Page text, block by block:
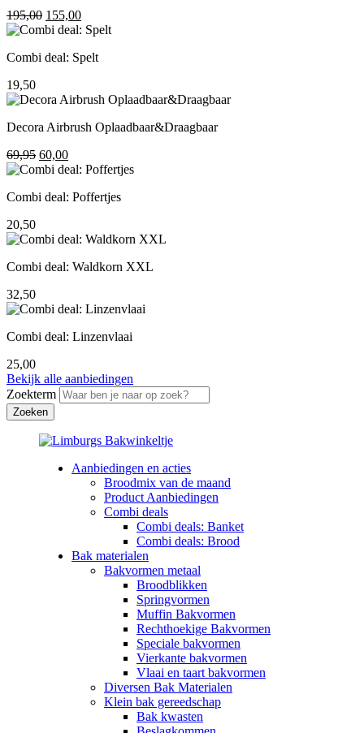
195,00 Oorspronkelijke
prijs
195,00.
155,00Huidige
prijs
155,00.
Combi deal: Spelt
19,50
Decora Airbrush Oplaadbaar&Draagbaar
69,95 Oorspronkelijke
prijs
69,95.
60,00Huidige
prijs
60,00.
Combi deal: Poffertjes
20,50
Combi deal: Waldkorn XXL
32,50
Combi deal: Linzenvlaai
25,00
Bekijk alle aanbiedingen
Zoekterm
Aanbiedingen en acties
Broodmix van de maand
Product Aanbiedingen
Combi deals
Combi deals: Banket
Combi deals: Brood
Bak materialen
Bakvormen metaal
Broodblikken
Springvormen
Muffin Bakvormen
Rechthoekige Bakvormen
Speciale bakvormen
Vierkante bakvormen
Vlaai en taart bakvormen
Diversen Bak Materialen
Klein bak gereedschap
Bak kwasten